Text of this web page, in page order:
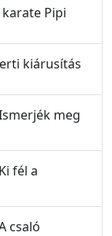
karate Pipi
kiárusítás
meg
fél a
csaló